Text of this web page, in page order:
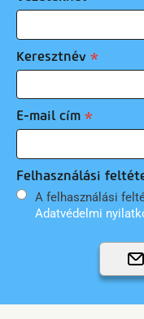
Keresztnév
E-mail cím
Felhasználási
A felhasználási
Adatvédelmi